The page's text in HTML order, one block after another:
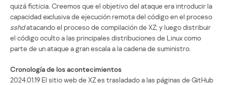
quizá ficticia. Creemos que el objetivo del ataque era introducir la
capacidad exclusiva de ejecución remota del código en el proceso
sshdatacando el proceso de compilación de XZ; y luego distribuir
el código oculto a las principales distribuciones de Linux como
parte de un ataque a gran escala a la cadena de suministro.
Cronología de los acontecimientos
2024.01.19 El sitio web de XZ es trasladado a las páginas de GitHub